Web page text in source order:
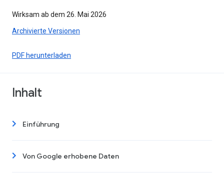
Wirksam ab dem 26. Mai 2026
Archivierte Versionen
PDF herunterladen
Inhalt
Einführung
Von Google erhobene Daten